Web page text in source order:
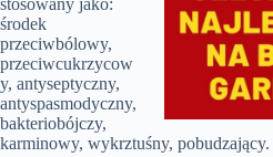
o
środek
przeciwbólowy,
przeciwcukrzycow
y, antyseptyczny,
antyspasmodyczny,
bakteriobójczy,
karminowy, wykrztuśny, pobudzający.